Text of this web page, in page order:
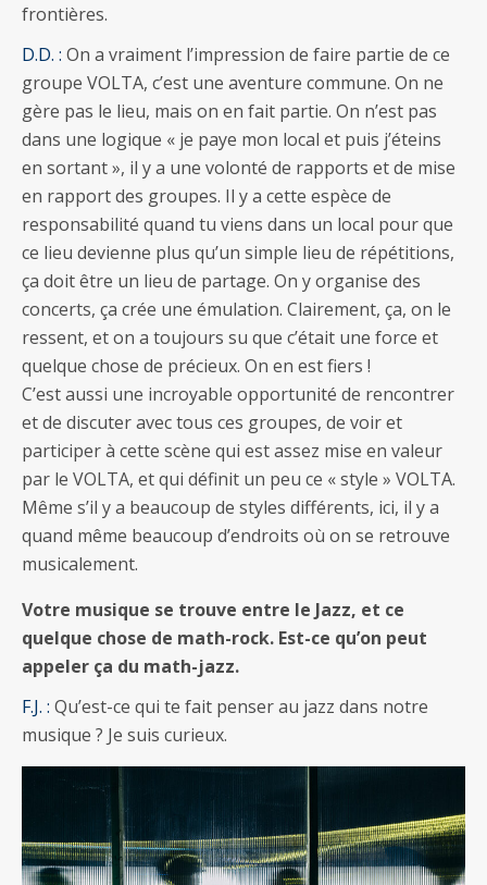
frontières.
D.D. : On a vraiment l’impression de faire partie de ce
groupe VOLTA, c’est une aventure commune. On ne
gère pas le lieu, mais on en fait partie. On n’est pas
dans une logique « je paye mon local et puis j’éteins
en sortant », il y a une volonté de rapports et de mise
en rapport des groupes. Il y a cette espèce de
responsabilité quand tu viens dans un local pour que
ce lieu devienne plus qu’un simple lieu de répétitions,
ça doit être un lieu de partage. On y organise des
concerts, ça crée une émulation. Clairement, ça, on le
ressent, et on a toujours su que c’était une force et
quelque chose de précieux. On en est fiers !
C’est aussi une incroyable opportunité de rencontrer
et de discuter avec tous ces groupes, de voir et
participer à cette scène qui est assez mise en valeur
par le VOLTA, et qui définit un peu ce « style » VOLTA.
Même s’il y a beaucoup de styles différents, ici, il y a
quand même beaucoup d’endroits où on se retrouve
musicalement.
Votre musique se trouve entre le Jazz, et ce
quelque chose de math-rock. Est-ce qu’on peut
appeler ça du math-jazz.
F.J. : Qu’est-ce qui te fait penser au jazz dans notre
musique ? Je suis curieux.